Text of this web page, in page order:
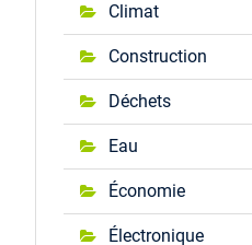
Climat
Construction
Déchets
Eau
Économie
Électronique